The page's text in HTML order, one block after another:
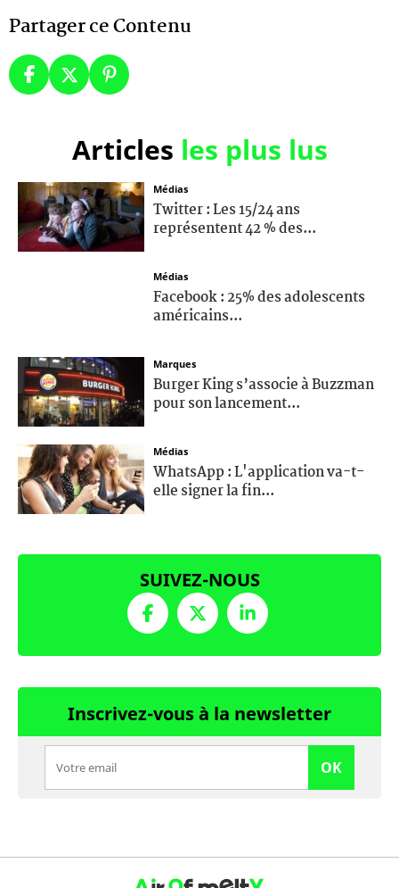
Partager ce Contenu
Articles les plus lus
Médias
Twitter : Les 15/24 ans
représentent 42 % des...
Médias
Facebook : 25% des adolescents
américains...
Marques
Burger King s’associe à Buzzman
pour son lancement...
Médias
WhatsApp : L'application va-t-
elle signer la fin...
SUIVEZ-NOUS
Inscrivez-vous à la newsletter
OK